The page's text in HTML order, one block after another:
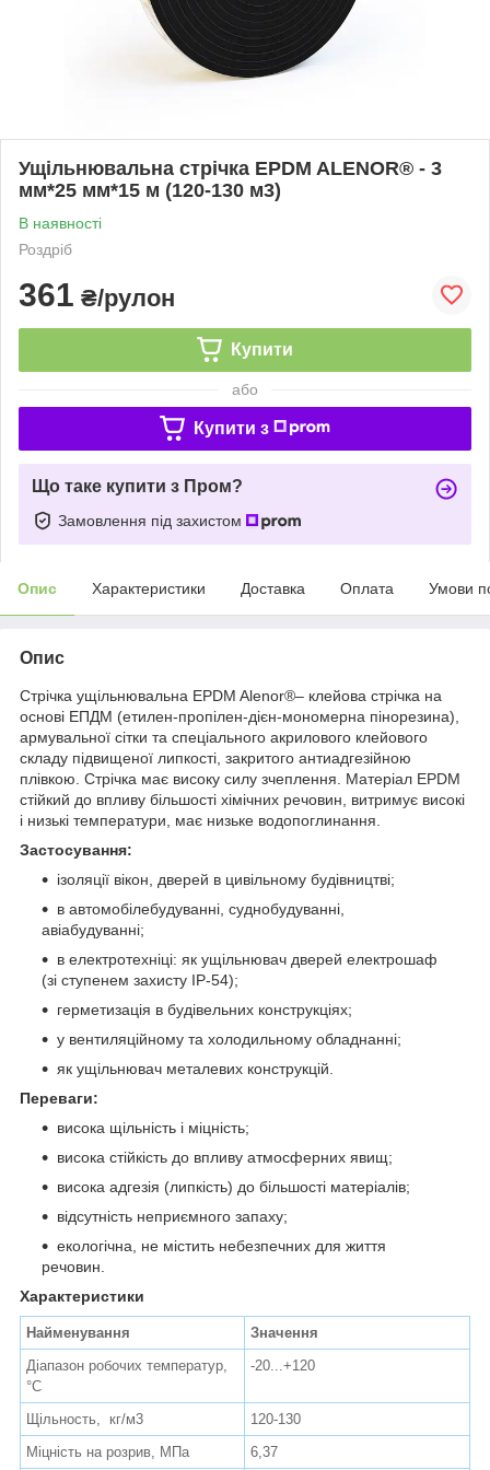
Ущільнювальна стрічка EPDM ALENOR® - 3
мм*25 мм*15 м (120-130 м3)
В наявності
Роздріб
361 ₴/рулон
Купити
або
Купити з
Що таке купити з Пром?
Замовлення під захистом
Опис Характеристики Доставка Оплата Умови
Опис
Стрічка ущільнювальна EPDM Alenor®– клейова стрічка на
основі ЕПДМ (етилен-пропілен-дієн-мономерна пінорезина),
армувальної сітки та спеціального акрилового клейового
складу підвищеної липкості, закритого антиадгезійною
плівкою. Стрічка має високу силу зчеплення. Матеріал EPDM
стійкий до впливу більшості хімічних речовин, витримує високі
і низькі температури, має низьке водопоглинання.
Застосування:
ізоляції вікон, дверей в цивільному будівництві;
в автомобілебудуванні, суднобудуванні,
авіабудуванні;
в електротехніці: як ущільнювач дверей електрошаф
(зі ступенем захисту IP-54);
герметизація в будівельних конструкціях;
у вентиляційному та холодильному обладнанні;
як ущільнювач металевих конструкцій.
Переваги:
висока щільність і міцність;
висока стійкість до впливу атмосферних явищ;
висока адгезія (липкість) до більшості матеріалів;
відсутність неприємного запаху;
екологічна, не містить небезпечних для життя
речовин.
Характеристики
Найменування
Значення
Діапазон робочих температур,
°С
-20...+120
Щільность, кг/м3
120-130
Міцність на розрив, МПа
6,37